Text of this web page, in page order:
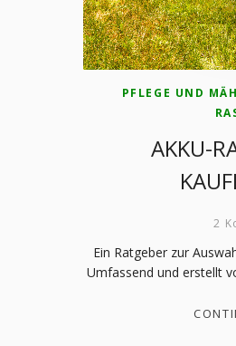
PFLEGE UND
AKKU-
2
Ein Ratgeber zur
Umfassend und erstellt